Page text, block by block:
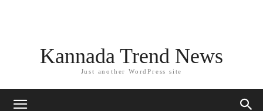
Kannada Trend News
Just another WordPress site